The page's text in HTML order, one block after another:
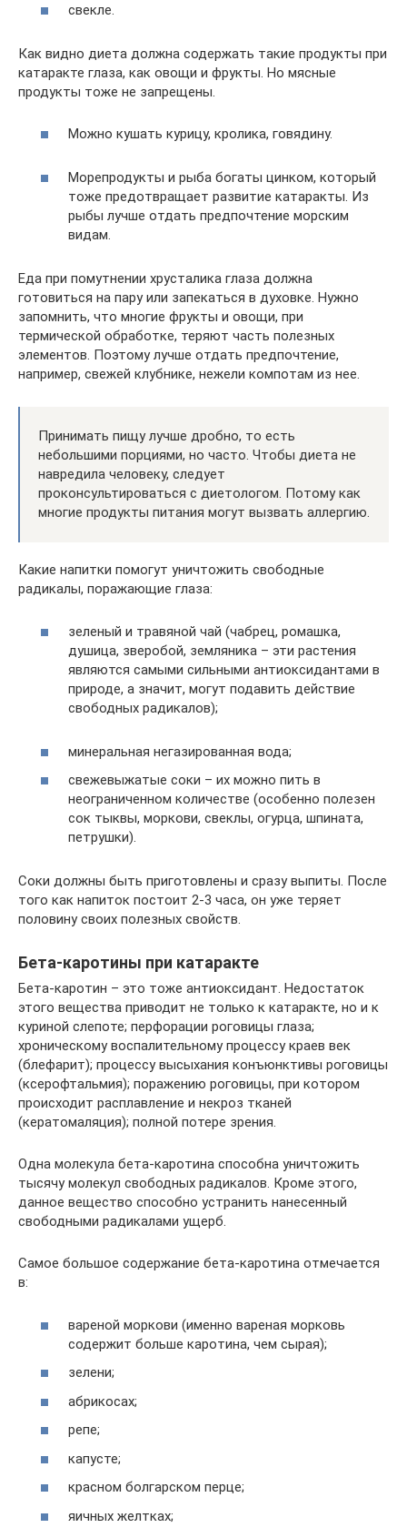
свекле.
Как видно диета должна содержать такие продукты при
катаракте глаза, как овощи и фрукты. Но мясные
продукты тоже не запрещены.
Можно кушать курицу, кролика, говядину.
Морепродукты и рыба богаты цинком, который
тоже предотвращает развитие катаракты. Из
рыбы лучше отдать предпочтение морским
видам.
Еда при помутнении хрусталика глаза должна
готовиться на пару или запекаться в духовке. Нужно
запомнить, что многие фрукты и овощи, при
термической обработке, теряют часть полезных
элементов. Поэтому лучше отдать предпочтение,
например, свежей клубнике, нежели компотам из нее.
Принимать пищу лучше дробно, то есть
небольшими порциями, но часто. Чтобы диета не
навредила человеку, следует
проконсультироваться с диетологом. Потому как
многие продукты питания могут вызвать аллергию.
Какие напитки помогут уничтожить свободные
радикалы, поражающие глаза:
зеленый и травяной чай (чабрец, ромашка,
душица, зверобой, земляника – эти растения
являются самыми сильными антиоксидантами в
природе, а значит, могут подавить действие
свободных радикалов);
минеральная негазированная вода;
свежевыжатые соки – их можно пить в
неограниченном количестве (особенно полезен
сок тыквы, моркови, свеклы, огурца, шпината,
петрушки).
Соки должны быть приготовлены и сразу выпиты. После
того как напиток постоит 2-3 часа, он уже теряет
половину своих полезных свойств.
Бета-каротины при катаракте
Бета-каротин – это тоже антиоксидант. Недостаток
этого вещества приводит не только к катаракте, но и к
куриной слепоте; перфорации роговицы глаза;
хроническому воспалительному процессу краев век
(блефарит); процессу высыхания конъюнктивы роговицы
(ксерофтальмия); поражению роговицы, при котором
происходит расплавление и некроз тканей
(кератомаляция); полной потере зрения.
Одна молекула бета-каротина способна уничтожить
тысячу молекул свободных радикалов. Кроме этого,
данное вещество способно устранить нанесенный
свободными радикалами ущерб.
Самое большое содержание бета-каротина отмечается
в:
вареной моркови (именно вареная морковь
содержит больше каротина, чем сырая);
зелени;
абрикосах;
репе;
капусте;
красном болгарском перце;
яичных желтках;